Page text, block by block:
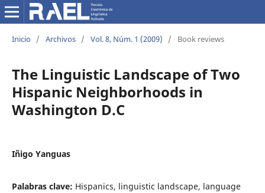
Inicio / Archivos / Vol. 8, Núm. 1 (2009) / Book reviews
The Linguistic Landscape of Two
Hispanic Neighborhoods in
Washington D.C
Iñigo Yanguas
Palabras clave: Hispanics, linguistic landscape, language